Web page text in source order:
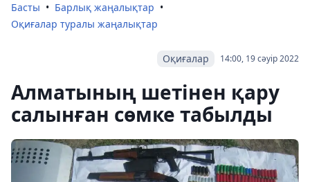
Басты
Барлық жаңалықтар
Оқиғалар туралы жаңалықтар
14:00, 19 сәуір 2022
Оқиғалар
Алматының шетінен қару
салынған сөмке табылды